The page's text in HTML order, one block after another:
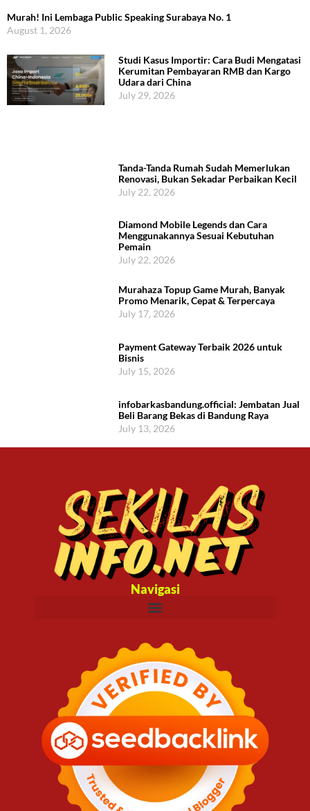
Murah! Ini Lembaga Public Speaking Surabaya No. 1
August 1, 2026
Studi Kasus Importir: Cara Budi Mengatasi
Kerumitan Pembayaran RMB dan Kargo
Udara dari China
July 29, 2026
Tanda-Tanda Rumah Sudah Memerlukan
Renovasi, Bukan Sekadar Perbaikan Kecil
July 22, 2026
Diamond Mobile Legends dan Cara
Menggunakannya Sesuai Kebutuhan
Pemain
July 22, 2026
Murahaza Topup Game Murah, Banyak
Promo Menarik, Cepat & Terpercaya
July 17, 2026
Payment Gateway Terbaik 2026 untuk
Bisnis
July 15, 2026
infobarkasbandung.official: Jembatan Jual
Beli Barang Bekas di Bandung Raya
July 13, 2026
Navigasi